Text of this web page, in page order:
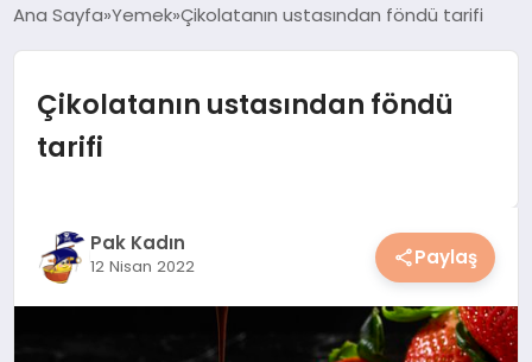
KADIN
SAĞLIK
SPOR & FITNESS
YAŞAM
Ana Sayfa Yemek Çikolatanın ustasından föndü tarifi
Çikolatanın ustasından föndü
tarifi
Pak Kadın
12 Nisan 2022 Paylaş